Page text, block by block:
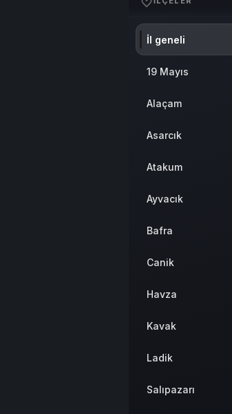
Sistem modunu seçin.
İl geneli
19 Mayıs
Alaçam
Asarcık
Atakum
Ayvacık
Bafra
Canik
Havza
Kavak
Ladik
Salıpazarı